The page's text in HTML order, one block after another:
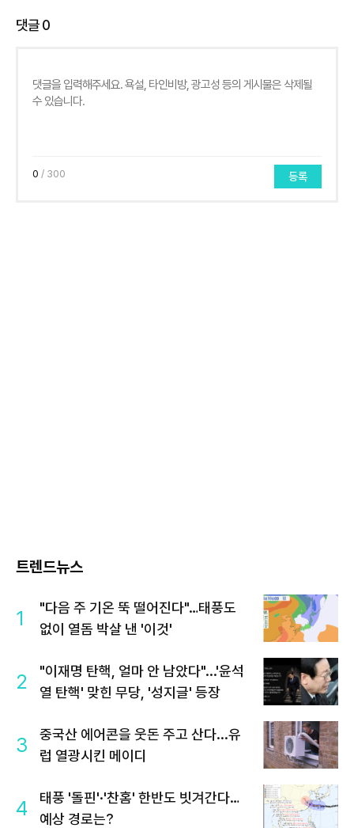
댓글0
0 / 300 등록
트렌드뉴스
1
"다음 주 기온 뚝 떨어진다"…태풍도
없이 열돔 박살 낸 '이것'
2
"이재명 탄핵, 얼마 안 남았다"...'윤석
열 탄핵' 맞힌 무당, '성지글' 등장
3
중국산 에어콘을 웃돈 주고 산다...유
럽 열광시킨 메이디
4
태풍 '돌핀'·'찬홈' 한반도 빗겨간다…
예상 경로는?